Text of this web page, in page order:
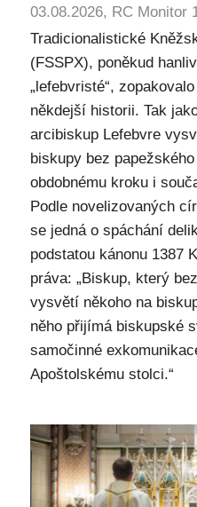
03.08.2026, RC Monitor
Tradicionalistické
(FSSPX), poněkud
„lefebvristé“,
někdejší historii. Tak
arcibiskup Lefebvre
biskupy bez
obdobnému kroku i
Podle novelizovaných
se jedná o spáchání
podstatou kánonu 1387
práva: „Biskup, který
vysvětí někoho na
něho přijímá biskupské
samočinné
Apoštolskému stolci.“